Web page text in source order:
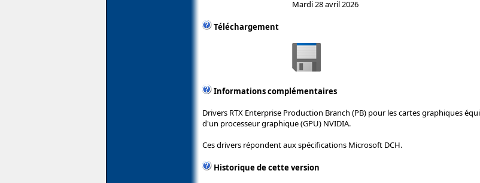
Mardi 28 avril 2026
Téléchargement
Informations complémentaires
Drivers RTX Enterprise Production Branch (PB) pour les cartes graphiques
d'un processeur graphique (GPU) NVIDIA.
Ces drivers répondent aux spécifications Microsoft DCH.
Historique de cette version